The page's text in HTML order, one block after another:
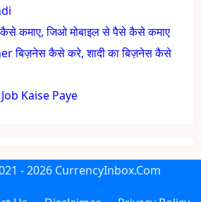
कमाए, जिओ मोबाइल से पैसे कैसे कमाए
बिज़नेस कैसे करे, शादी का बिज़नेस कैसे
Kaise Paye
- 2026 CurrencyInbox.Com